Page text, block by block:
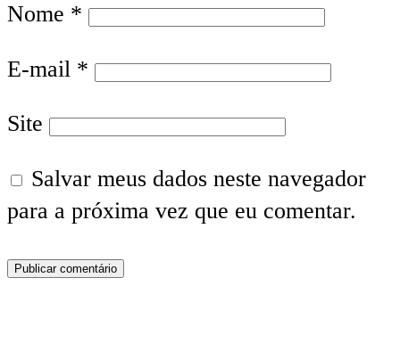
Nome *
E-mail *
Site
Salvar meus dados neste navegador
para a próxima vez que eu comentar.